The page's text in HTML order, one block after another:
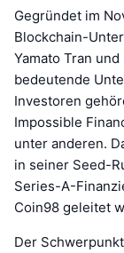
Gegründet im
Blockchain-
Yamato Tran
bedeutende
Investoren
Impossible
unter anderen.
in seiner Seed-
Series-A-
Coin98 geleitet
Der